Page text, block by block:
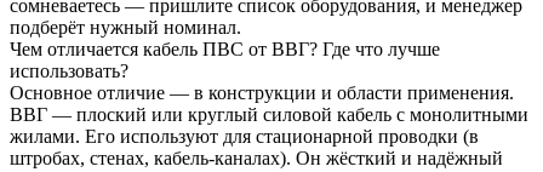
сомневаетесь — пришлите список оборудования, и менеджер
подберёт нужный номинал.
Чем отличается кабель ПВС от ВВГ? Где что лучше
использовать?
Основное отличие — в конструкции и области применения.
ВВГ — плоский или круглый силовой кабель с монолитными
жилами. Его используют для стационарной проводки (в
штробах, стенах, кабель-каналах). Он жёсткий и надёжный